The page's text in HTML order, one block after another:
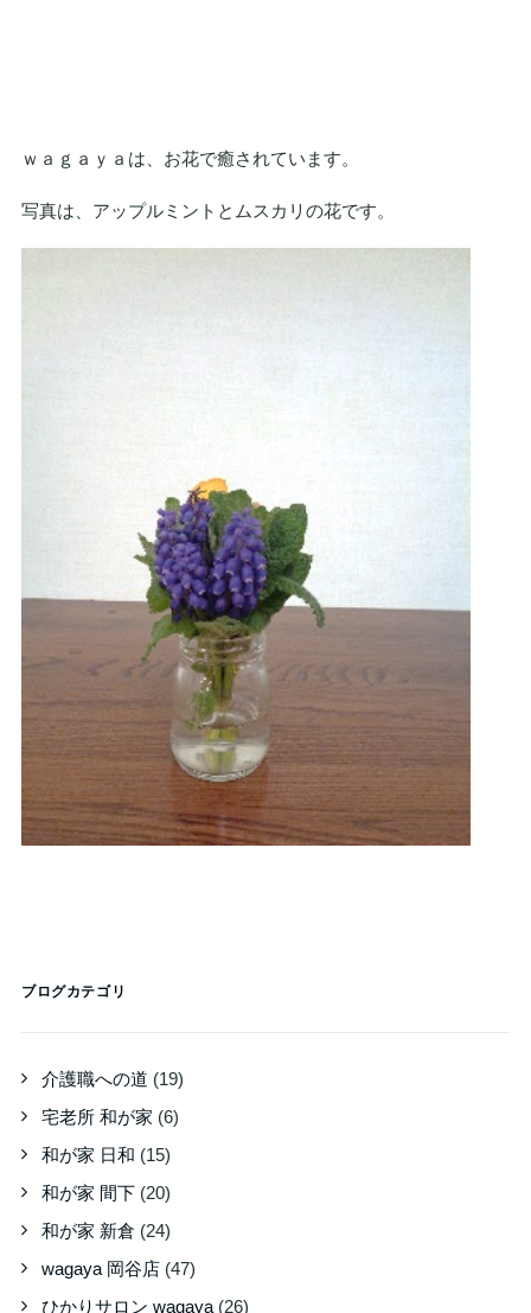
ｗａｇａｙａは、お花で癒されています。
写真は、アップルミントとムスカリの花です。
ブログカテゴリ
介護職への道 (19)
宅老所 和が家 (6)
和が家 日和 (15)
和が家 間下 (20)
和が家 新倉 (24)
wagaya 岡谷店 (47)
ひかりサロン wagaya (26)